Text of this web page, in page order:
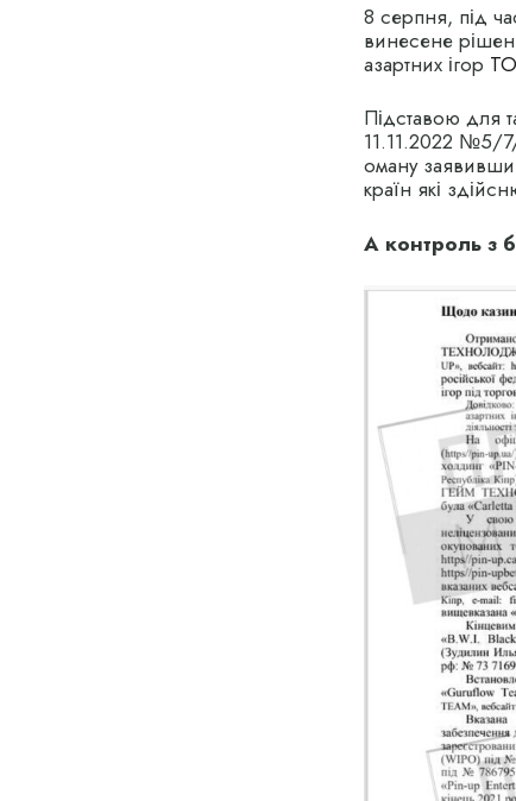
8 серпня, під
винесене
азартних ігор
Підставою для
11.11.2022 №5/
оману заявивши
країн які
А контроль з